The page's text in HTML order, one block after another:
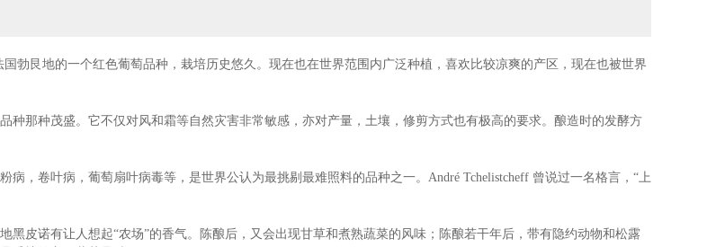
族Rossignol的结合。虽然它在名声上可能略输Domaine Trapet Père et Fils一筹，但在实力上却毫不谦让；同样拥有
年，酒庄就
勃艮地的一个红色葡萄品种，栽培历史悠久。现在也在世界范围内广泛种植，喜欢比较凉爽的产区，现在也被世界
种那种茂盛。它不仅对风和霜等自然灾害非常敏感，亦对产量，土壤，修剪方式也有极高的要求。酿造时的发酵方
，卷叶病，葡萄扇叶病毒等，是世界公认为最挑剔最难照料的品种之一。André Tchelistcheff 曾说过一名格言，“上
黑皮诺有让人想起“农场”的香气。陈酿后，又会出现甘草和煮熟蔬菜的风味；陈酿若干年后，带有隐约动物和松露